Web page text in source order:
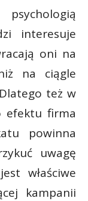
interesuje
oni na
na ciągle
też w
efektu firma
powinna
uwagę
właściwe
kampanii